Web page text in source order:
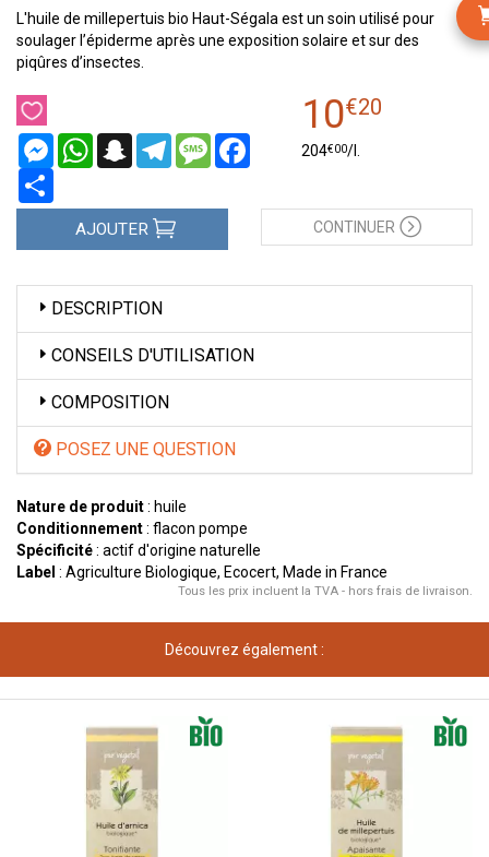
L'huile de millepertuis bio Haut-Ségala est un soin utilisé pour
soulager l’épiderme après une exposition solaire et sur des
piqûres d’insectes.
MessengerWhatsAppSnapchatTelegramMessageFacebook
10€20
204€00/
AJOUTER CONTINUER
DESCRIPTION
CONSEILS D'UTILISATION
COMPOSITION
POSEZ UNE QUESTION
Nature de produit: huile
Conditionnement: flacon pompe
Spécificité: actif d'origine naturelle
Label : Agriculture Biologique, Ecocert, Made in France
Tous les prix incluent la TVA - hors frais de livraison.
Découvrez également :